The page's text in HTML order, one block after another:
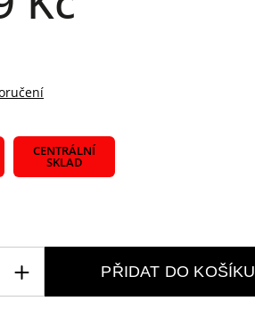
CENTRÁLNÍ
SKLAD
PŘIDAT DO KOŠÍKU